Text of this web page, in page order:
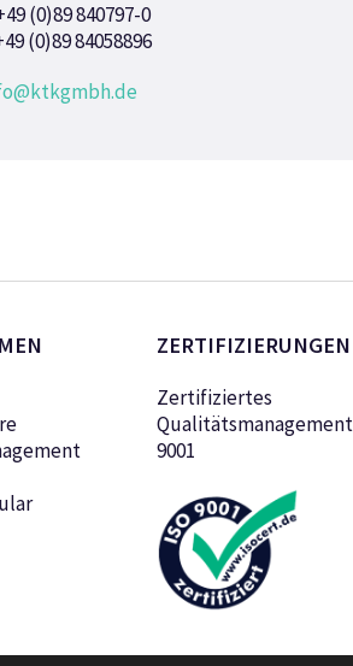
(0)89 840797-0
(0)89 84058896
ZERTIFIZIERUNGEN
Zertifiziertes
Qualitätsmanagement
9001